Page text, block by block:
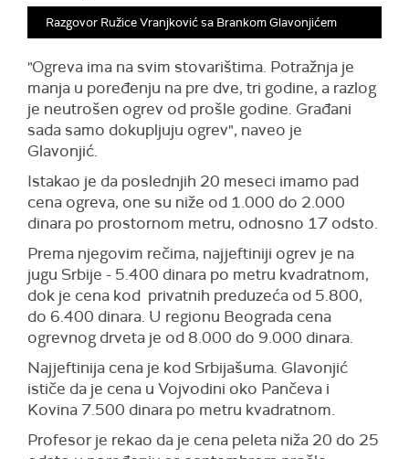
Razgovor Ružice Vranjković sa Brankom Glavonjićem
"Ogreva ima na svim stovarištima. Potražnja je
manja u poređenju na pre dve, tri godine, a razlog
je neutrošen ogrev od prošle godine. Građani
sada samo dokupljuju ogrev", naveo je
Glavonjić.
Istakao je da poslednjih 20 meseci imamo pad
cena ogreva, one su niže od 1.000 do 2.000
dinara po prostornom metru, odnosno 17 odsto.
Prema njegovim rečima, najjeftiniji ogrev je na
jugu Srbije - 5.400 dinara po metru kvadratnom,
dok je cena kod privatnih preduzeća od 5.800,
do 6.400 dinara. U regionu Beograda cena
ogrevnog drveta je od 8.000 do 9.000 dinara.
Najjeftinija cena je kod Srbijašuma. Glavonjić
ističe da je cena u Vojvodini oko Pančeva i
Kovina 7.500 dinara po metru kvadratnom.
Profesor je rekao da je cena peleta niža 20 do 25